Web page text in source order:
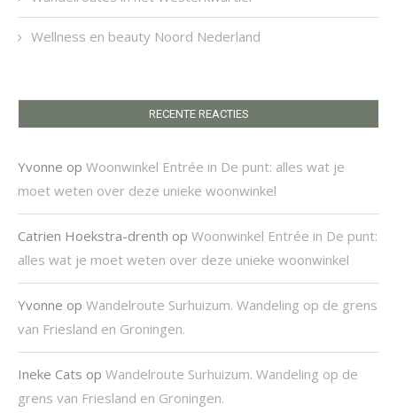
Wellness en beauty Noord Nederland
RECENTE REACTIES
Yvonne op Woonwinkel Entrée in De punt: alles wat je
moet weten over deze unieke woonwinkel
Catrien Hoekstra-drenth op Woonwinkel Entrée in De punt:
alles wat je moet weten over deze unieke woonwinkel
Yvonne op Wandelroute Surhuizum. Wandeling op de grens
van Friesland en Groningen.
Ineke Cats op Wandelroute Surhuizum. Wandeling op de
grens van Friesland en Groningen.